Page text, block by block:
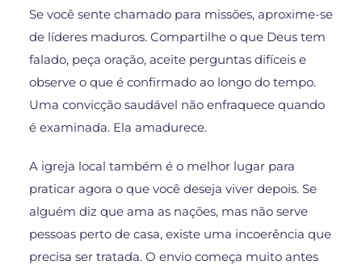
Se você sente chamado para missões, aproxime-se
de líderes maduros. Compartilhe o que Deus tem
falado, peça oração, aceite perguntas difíceis e
observe o que é confirmado ao longo do tempo.
Uma convicção saudável não enfraquece quando
é examinada. Ela amadurece.
A igreja local também é o melhor lugar para
praticar agora o que você deseja viver depois. Se
alguém diz que ama as nações, mas não serve
pessoas perto de casa, existe uma incoerência que
precisa ser tratada. O envio começa muito antes